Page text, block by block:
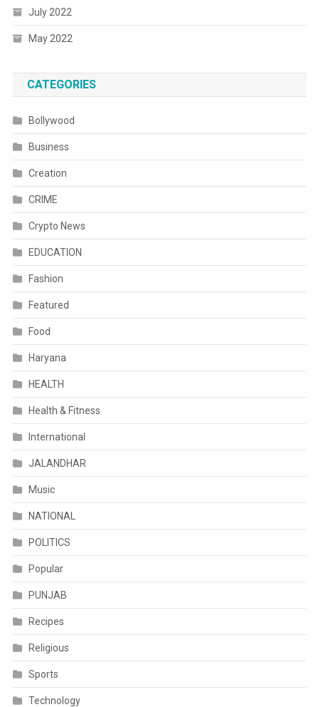
July 2022
May 2022
CATEGORIES
Bollywood
Business
Creation
CRIME
Crypto News
EDUCATION
Fashion
Featured
Food
Haryana
HEALTH
Health & Fitness
International
JALANDHAR
Music
NATIONAL
POLITICS
Popular
PUNJAB
Recipes
Religious
Sports
Technology